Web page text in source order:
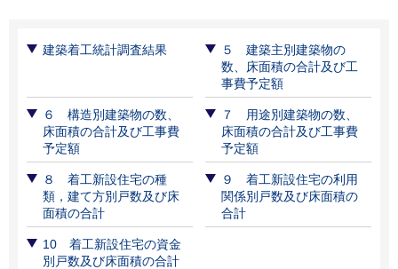
建築着工統計調査結果
５ 建築主別建築物の
数、床面積の合計及び工
事費予定額
６ 構造別建築物の数、
床面積の合計及び工事費
予定額
７ 用途別建築物の数、
床面積の合計及び工事費
予定額
８ 着工新設住宅の種
類，建て方別戸数及び床
面積の合計
９ 着工新設住宅の利用
関係別戸数及び床面積の
合計
10 着工新設住宅の資金
別戸数及び床面積の合計